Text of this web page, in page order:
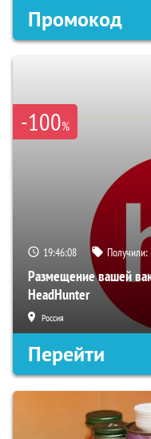
Промокод
-100%
19:46:07 Получили:
Размещение вашей
HeadHunter
Россия
Перейти